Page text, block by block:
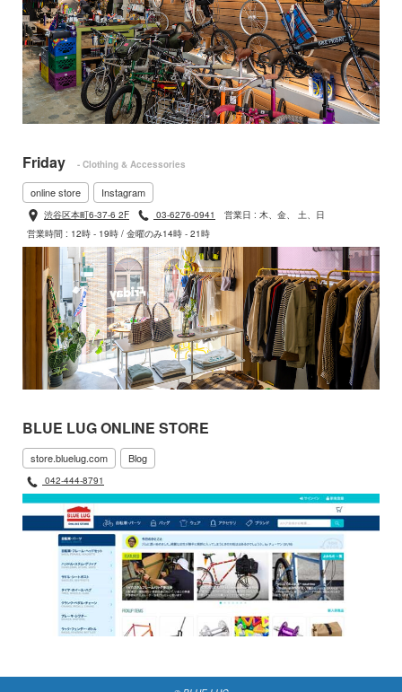
Friday - Clothing & Accessories
online store Instagram
渋谷区本町6-37-6 2F 03-6276-0941
営業日 : 木、金、 土、日
営業時間 : 12時 - 19時 / 金曜のみ14時 - 21時
BLUE LUG ONLINE STORE
store.bluelug.com Blog
042-444-8791